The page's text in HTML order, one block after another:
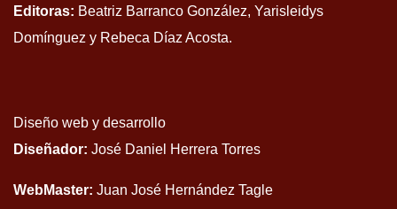
Editoras: Beatriz Barranco González, Yarisleidys
Domínguez y Rebeca Díaz Acosta.
Diseño web y desarrollo
Diseñador: José Daniel Herrera Torres
WebMaster: Juan José Hernández Tagle